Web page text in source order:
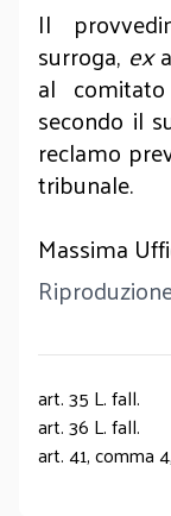
Il
surroga, ex
al
secondo il
reclamo
tribunale.
Massima
art. 35 L. fall.
art. 36 L. fall.
art. 41, comma